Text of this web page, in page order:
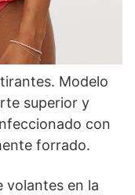
Modelo
superior y
con
forrado.
volantes en la